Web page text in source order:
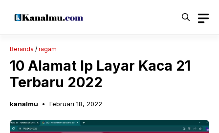
Beranda / ragam
10 Alamat Ip Layar Kaca 21
Terbaru 2022
kanalmu Februari 18, 2022